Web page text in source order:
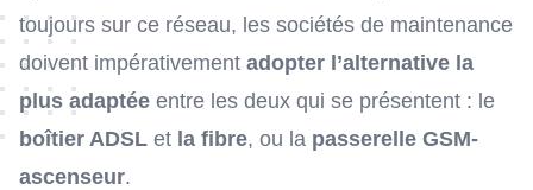
toujours sur ce réseau, les sociétés de maintenance
doivent impérativement adopter l’alternative la
plus adaptée entre les deux qui se présentent : le
boîtier ADSL et la fibre, ou la passerelle GSM-
ascenseur.